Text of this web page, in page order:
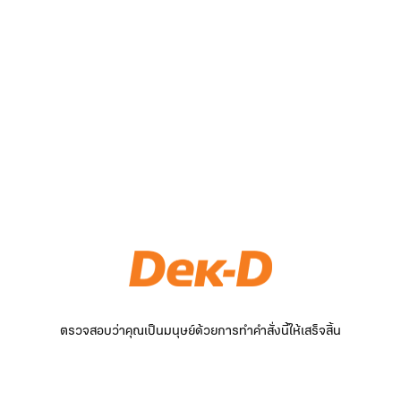
ตรวจสอบว่าคุณเป็นมนุษย์ด้วยการทำคำสั่งนี้ให้เสร็จสิ้น